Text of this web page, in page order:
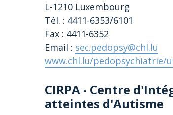
L-1210 Luxembourg
Tél. : 4411-6353/6101
Fax : 4411-6352
Email : sec.pedopsy@chl.lu
www.chl.lu/pedopsychiatrie/
CIRPA - Centre d'I
atteintes d'Autisme